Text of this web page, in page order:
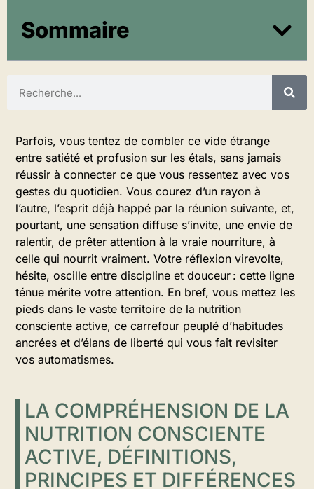
Sommaire
Parfois, vous tentez de combler ce vide étrange
entre satiété et profusion sur les étals, sans jamais
réussir à connecter ce que vous ressentez avec vos
gestes du quotidien. Vous courez d’un rayon à
l’autre, l’esprit déjà happé par la réunion suivante, et,
pourtant, une sensation diffuse s’invite, une envie de
ralentir, de prêter attention à la vraie nourriture, à
celle qui nourrit vraiment. Votre réflexion virevolte,
hésite, oscille entre discipline et douceur : cette ligne
ténue mérite votre attention. En bref, vous mettez les
pieds dans le vaste territoire de la nutrition
consciente active, ce carrefour peuplé d’habitudes
ancrées et d’élans de liberté qui vous fait revisiter
vos automatismes.
LA COMPRÉHENSION DE LA
NUTRITION CONSCIENTE
ACTIVE, DÉFINITIONS,
PRINCIPES ET DIFFÉRENCES